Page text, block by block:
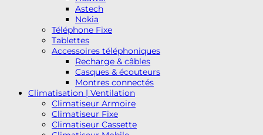
Astech
Nokia
Téléphone Fixe
Tablettes
Accessoires téléphoniques
Recharge & câbles
Casques & écouteurs
Montres connectés
Climatisation | Ventilation
Climatiseur Armoire
Climatiseur Fixe
Climatiseur Cassette